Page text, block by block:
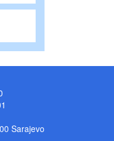
Sarajevo